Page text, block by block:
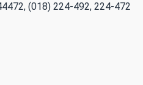
(018) 224-492, 224-472